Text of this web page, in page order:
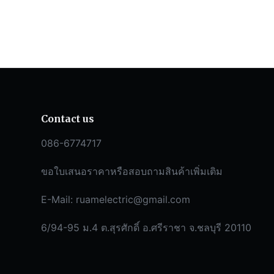
Contact us
086-6774717
ขอใบเสนอราคาหรือสอบถามสินค้าเพิ่มเติม
E-Mail: ruamelectric@gmail.com
6/94-95 ม.4 ต.สุรศักดิ์ อ.ศรีราชา จ.ชลบุรี 20110